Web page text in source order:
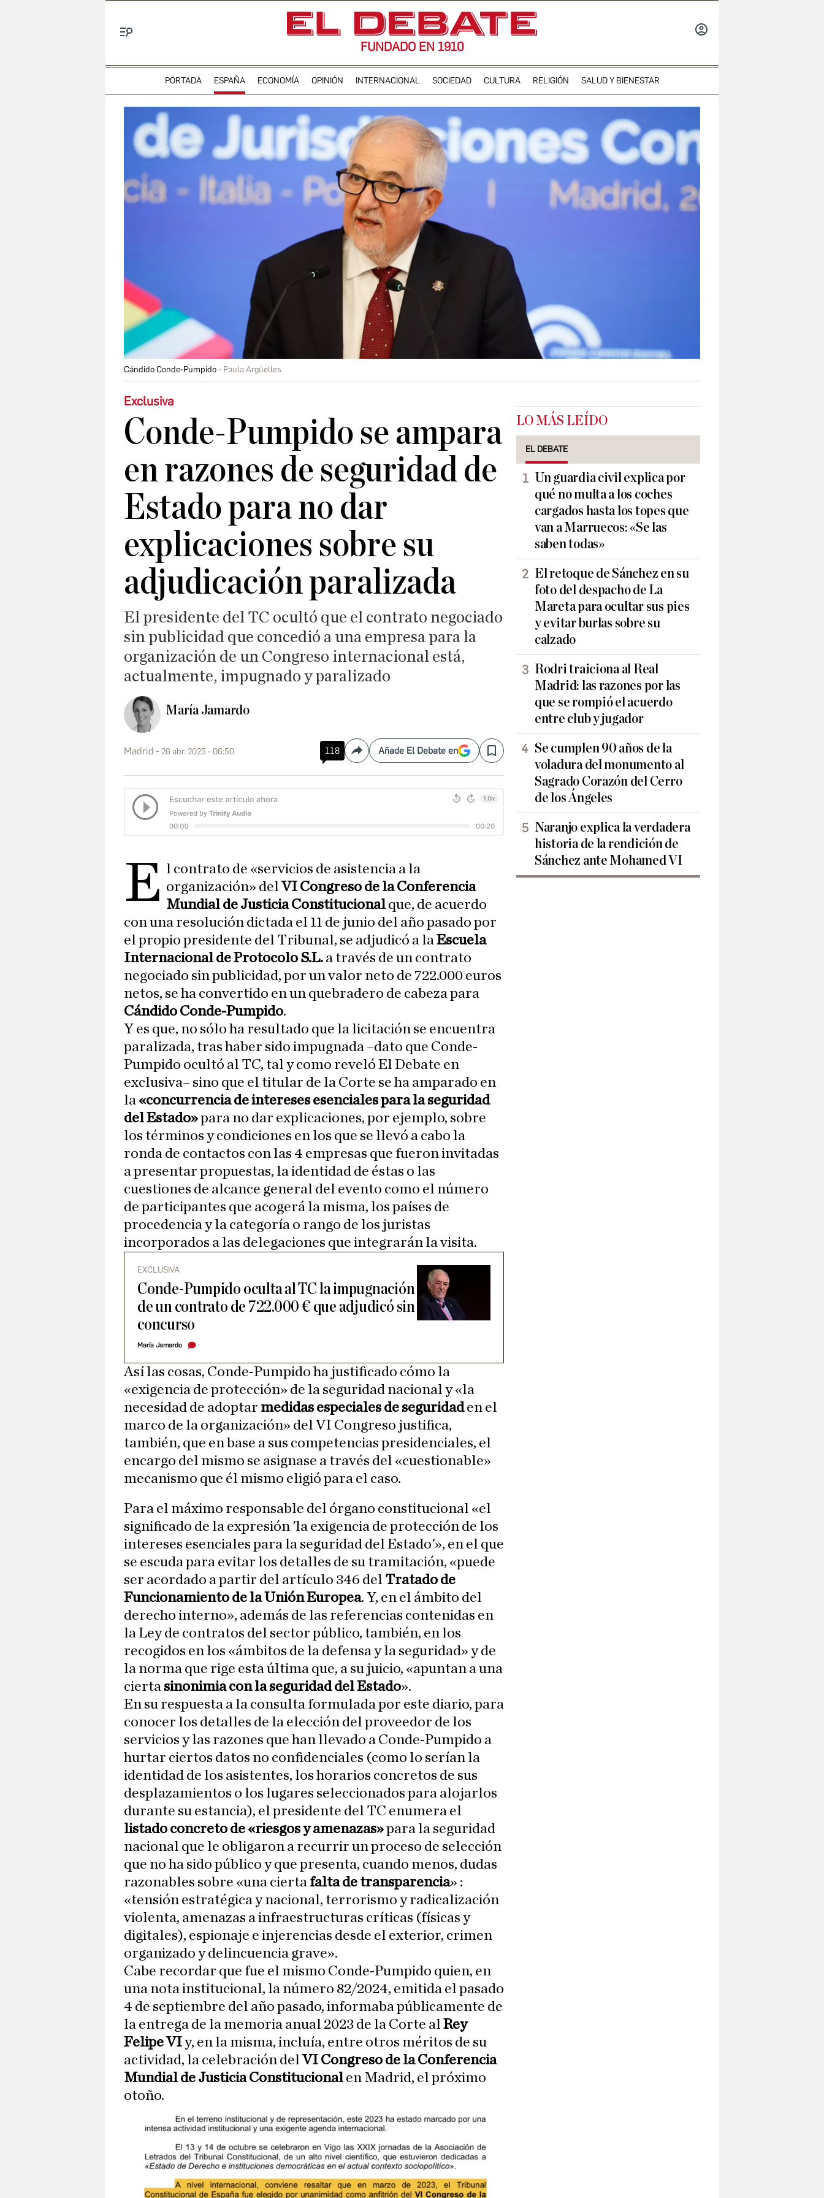
FUNDADO EN 1910
PORTADA ESPAÑA ECONOMÍA OPINIÓN INTERNACIONAL SOCIEDAD CULTURA RELIGIÓN SALUD Y BIENESTAR
Cándido Conde-Pumpido Paula Argüelles
Exclusiva
Conde-Pumpido se ampara
en razones de seguridad de
Estado para no dar
explicaciones sobre su
adjudicación paralizada
El presidente del TC ocultó que el contrato negociado
sin publicidad que concedió a una empresa para la
organización de un Congreso internacional está,
actualmente, impugnado y paralizado
María Jamardo
Madrid 26 abr. 2025 - 06:50 118 CompartirAñade El Debate en Save
E l contrato de «servicios de asistencia a la
organización» delVI Congreso de la Conferencia
Mundial de Justicia Constitucional que, de acuerdo
con una resolución dictada el 11 de junio del año pasado por
el propio presidente del Tribunal, se adjudicó a laEscuela
Internacional de Protocolo S.L. a través de un contrato
negociado sin publicidad, por un valor neto de 722.000 euros
netos, se ha convertido en un quebradero de cabeza para
Cándido Conde-Pumpido.
Y es que, no sólo ha resultado que la licitación se encuentra
paralizada, tras haber sido impugnada –dato que Conde-
Pumpido ocultó al TC, tal y como reveló El Debate en
exclusiva– sino que el titular de la Corte se ha amparado en
la «concurrencia de intereses esenciales para la seguridad
del Estado»para no dar explicaciones, por ejemplo, sobre
los términos y condiciones en los que se llevó a cabo la
ronda de contactos con las 4 empresas que fueron invitadas
a presentar propuestas, la identidad de éstas o las
cuestiones de alcance general del evento como el número
de participantes que acogerá la misma, los países de
procedencia y la categoría o rango de los juristas
incorporados a las delegaciones que integrarán la visita.
EXCLUSIVA
Conde-Pumpido oculta al TC la impugnación
de un contrato de 722.000 € que adjudicó sin
concurso
María Jamardo
Así las cosas, Conde-Pumpido ha justificado cómo la
«exigencia de protección» de la seguridad nacional y «la
necesidad de adoptar medidas especiales de seguridaden el
marco de la organización» del VI Congreso justifica,
también, que en base a sus competencias presidenciales, el
encargo del mismo se asignase a través del «cuestionable»
mecanismo que él mismo eligió para el caso.
Para el máximo responsable del órgano constitucional «el
significado de la expresión 'la exigencia de protección de los
intereses esenciales para la seguridad del Estado'», en el que
se escuda para evitar los detalles de su tramitación, «puede
ser acordado a partir del artículo 346 del Tratado de
Funcionamiento de la Unión Europea. Y, en el ámbito del
derecho interno», además de las referencias contenidas en
la Ley de contratos del sector público, también, en los
recogidos en los «ámbitos de la defensa y la seguridad» y de
la norma que rige esta última que, a su juicio, «apuntan a una
cierta sinonimia con la seguridad del Estado».
En su respuesta a la consulta formulada por este diario, para
conocer los detalles de la elección del proveedor de los
servicios y las razones que han llevado a Conde-Pumpido a
hurtar ciertos datos no confidenciales (como lo serían la
identidad de los asistentes, los horarios concretos de sus
desplazamientos o los lugares seleccionados para alojarlos
durante su estancia), el presidente del TC enumera el
listado concreto de «riesgos y amenazas»para la seguridad
nacional que le obligaron a recurrir un proceso de selección
que no ha sido público y que presenta, cuando menos, dudas
razonables sobre «una cierta falta de transparencia» :
«tensión estratégica y nacional, terrorismo y radicalización
violenta, amenazas a infraestructuras críticas (físicas y
digitales), espionaje e injerencias desde el exterior, crimen
organizado y delincuencia grave».
Cabe recordar que fue el mismo Conde-Pumpido quien, en
una nota institucional, la número 82/2024, emitida el pasado
4 de septiembre del año pasado, informaba públicamente de
la entrega de la memoria anual 2023 de la Corte al Rey
Felipe VIy, en la misma, incluía, entre otros méritos de su
actividad, la celebración delVI Congreso de la Conferencia
Mundial de Justicia Constitucional en Madrid, el próximo
otoño.
LO MÁS LEÍDO
EL DEBATE
Un guardia civil explica por
qué no multa a los coches
cargados hasta los topes que
van a Marruecos: «Se las
saben todas»
El retoque de Sánchez en su
foto del despacho de La
Mareta para ocultar sus pies
y evitar burlas sobre su
calzado
Rodri traiciona al Real
Madrid: las razones por las
que se rompió el acuerdo
entre club y jugador
Se cumplen 90 años de la
voladura del monumento al
Sagrado Corazón del Cerro
de los Ángeles
Naranjo explica la verdadera
historia de la rendición de
Sánchez ante Mohamed VI